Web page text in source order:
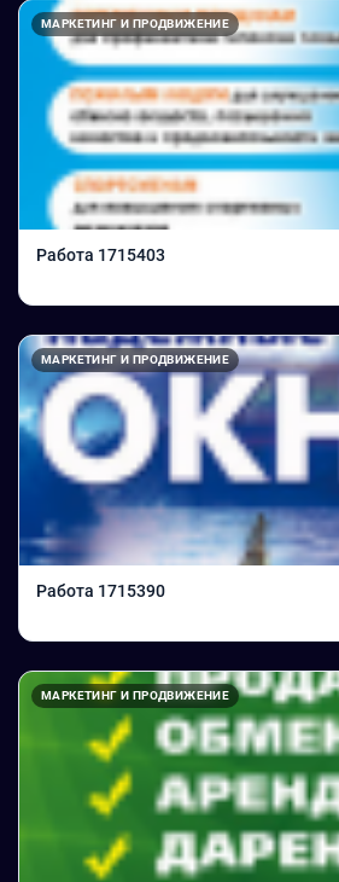
МАРКЕТИНГ И ПРОДВИЖЕНИЕ
Работа 1715403
МАРКЕТИНГ И ПРОДВИЖЕНИЕ
Работа 1715390
МАРКЕТИНГ И ПРОДВИЖЕНИЕ